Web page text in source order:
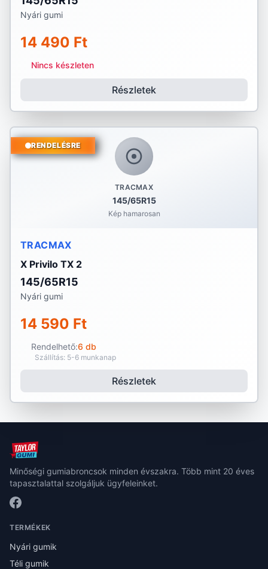
Nyári gumi
14 490 Ft
Nincs készleten
Részletek
TRACMAX
145/65R15
Kép hamarosan
RENDELÉSRE
TRACMAX
X Privilo TX 2
145/65R15
Nyári gumi
14 590 Ft
Rendelhető:6 db
Szállítás: 5-6 munkanap
Részletek
Minőségi gumiabroncsok minden évszakra. Több mint 20 éves
tapasztalattal szolgáljuk ügyfeleinket.
TERMÉKEK
Nyári gumik
Téli gumik